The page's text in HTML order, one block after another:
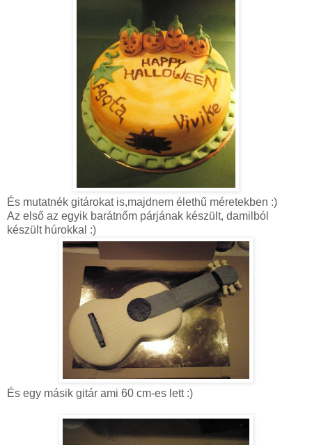
És mutatnék gitárokat is,majdnem élethű méretekben :)
Az első az egyik barátnőm párjának készült, damilból
készült húrokkal :)
És egy másik gitár ami 60 cm-es lett :)